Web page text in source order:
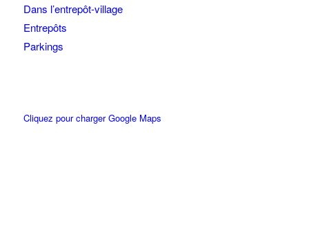
Dans l’entrepôt-village
Entrepôts
Parkings
Cliquez pour charger Google Maps